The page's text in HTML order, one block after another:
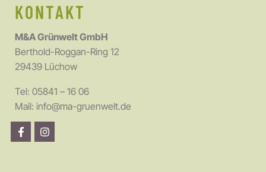
KONTAKT
M&A Grünwelt GmbH
Berthold-Roggan-Ring 12
29439 Lüchow
Tel: 05841 – 16 06
Mail: info@ma-gruenwelt.de